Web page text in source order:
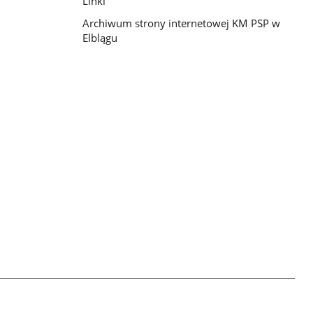
Archiwum strony internetowej KM PSP w
Elblągu